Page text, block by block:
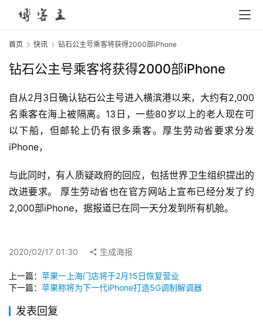
首
页
资
讯
主
机
登录 注册
首页 快讯 钻石公主号乘客将获得2000部iPhone
钻石公主号乘客将获得2000部iPhone
自从2月3日确认钻石公主号进入横滨港以来，大约有2,000
名乘客在海上被隔离。13日，一些80岁以上的老人现在可
以下船，但邮轮上仍有很多乘客。厚生劳动省要求分发
iPhone，
与此同时，有人质疑政府的回应，包括世界卫生组织提出的
改进要求。 厚生劳动省也在官方网站上宣布已经分发了约
2,000部iPhone，据报道已在同一天分发到所有机舱。
2020/02/17 01:30 生成海报
上一篇： 苹果一上海门店将于2月15日恢复营业
下一篇： 苹果称将为下一代iPhone打造5G调制解调器
发表回复